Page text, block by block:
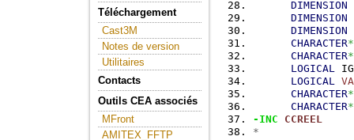
Téléchargement
Cast3M
Notes de version
Utilitaires
Contacts
Outils CEA associés
MFront
AMITEX_FFTP
DIMENSION
DIMENSION
DIMENSION
CHARACTER*
CHARACTER*
LOGICAL
LOGICAL
CHARACTER*
CHARACTER*
-INC
CCREEL
*